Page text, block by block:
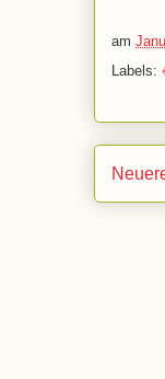
am
Labels: